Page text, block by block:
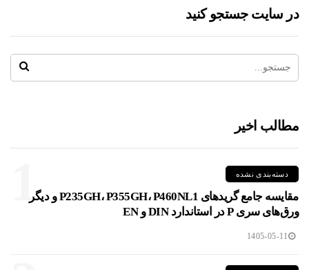
در سایت جستجو کنید
مطالب اخیر
1 دسته‌بندی نشده
مقایسه جامع گریدهای P235GH، P355GH، P460NL1 و دیگر
ورق‌های سری P در استاندارد DIN و EN
1405-05-11